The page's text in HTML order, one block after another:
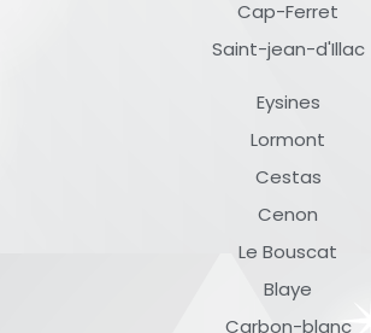
Cap-Ferret
Saint-jean-d'Illac
Eysines
Lormont
Cestas
Cenon
Le Bouscat
Blaye
Carbon-blanc